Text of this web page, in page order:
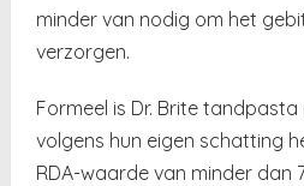
minder van nodig om het
verzorgen.
Formeel is Dr. Brite
volgens hun eigen schatting
RDA-waarde van minder dan